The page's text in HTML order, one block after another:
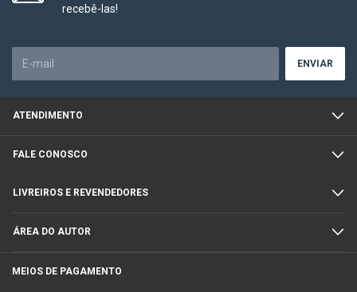
recebê-las!
ATENDIMENTO
FALE CONOSCO
LIVREIROS E REVENDEDORES
ÁREA DO AUTOR
MEIOS DE PAGAMENTO